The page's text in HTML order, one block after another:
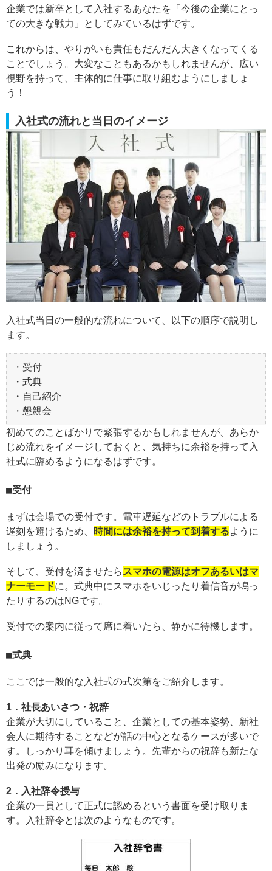
企業では新卒として入社するあなたを「今後の企業にとっ
ての大きな戦力」としてみているはずです。
これからは、やりがいも責任もだんだん大きくなってくる
ことでしょう。大変なこともあるかもしれませんが、広い
視野を持って、主体的に仕事に取り組むようにしましょ
う！
入社式の流れと当日のイメージ
入社式当日の一般的な流れについて、以下の順序で説明し
ます。
・受付
・式典
・自己紹介
・懇親会
初めてのことばかりで緊張するかもしれませんが、あらか
じめ流れをイメージしておくと、気持ちに余裕を持って入
社式に臨めるようになるはずです。
受付
まずは会場での受付です。電車遅延などのトラブルによる
遅刻を避けるため、
時間には余裕を持って到着するように
しましょう。
そして、受付を済ませたら スマホの電源はオフあるいはマ
ナーモードに。式典中にスマホをいじったり着信音が鳴っ
たりするのはNGです。
受付での案内に従って席に着いたら、静かに待機します。
式典
ここでは一般的な入社式の式次第をご紹介します。
1．社長あいさつ・祝辞
企業が大切にしていること、企業としての基本姿勢、新社
会人に期待することなどが話の中心となるケースが多いで
す。しっかり耳を傾けましょう。先輩からの祝辞も新たな
出発の励みになります。
2．入社辞令授与
企業の一員として正式に認めるという書面を受け取りま
す。入社辞令とは次のようなものです。